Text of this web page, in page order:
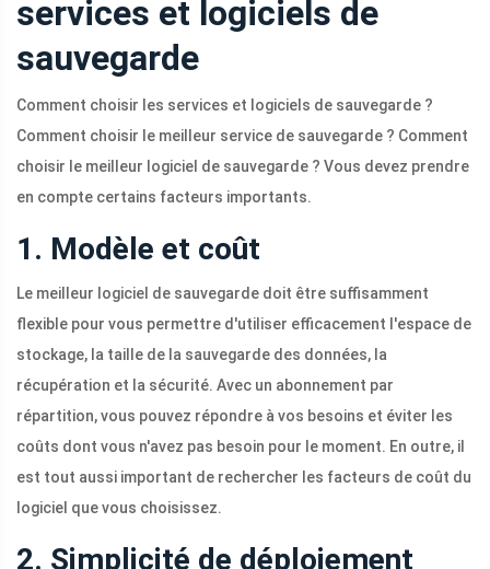
services et logiciels de
sauvegarde
Comment choisir les services et logiciels de sauvegarde ?
Comment choisir le meilleur service de sauvegarde ? Comment
choisir le meilleur logiciel de sauvegarde ? Vous devez prendre
en compte certains facteurs importants.
1. Modèle et coût
Le meilleur logiciel de sauvegarde doit être suffisamment
flexible pour vous permettre d'utiliser efficacement l'espace de
stockage, la taille de la sauvegarde des données, la
récupération et la sécurité. Avec un abonnement par
répartition, vous pouvez répondre à vos besoins et éviter les
coûts dont vous n'avez pas besoin pour le moment. En outre, il
est tout aussi important de rechercher les facteurs de coût du
logiciel que vous choisissez.
2. Simplicité de déploiement